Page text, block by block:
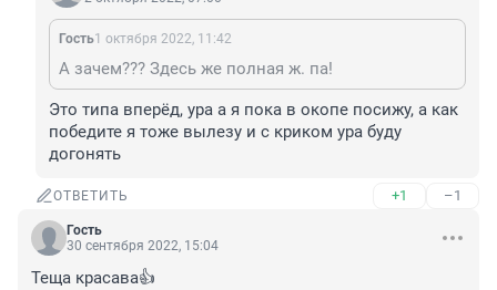
Гость1 октября 2022, 11:42
А зачем??? Здесь же полная ж. па!
Это типа вперёд, ура а я пока в окопе посижу, а как
победите я тоже вылезу и с криком ура буду
догонять
ОТВЕТИТЬ +1 –1
Гость
30 сентября 2022, 15:04
Теща красава👍